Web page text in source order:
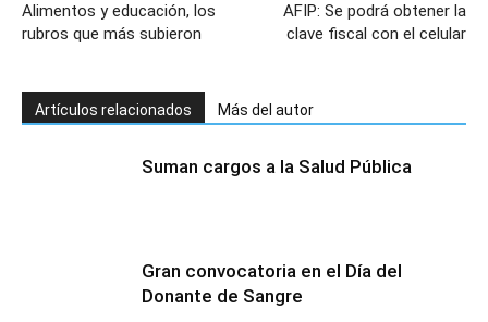
Alimentos y educación, los
rubros que más subieron
AFIP: Se podrá obtener la
clave fiscal con el celular
Artículos relacionados Más del autor
Suman cargos a la Salud Pública
Gran convocatoria en el Día del
Donante de Sangre